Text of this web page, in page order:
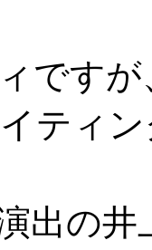
です
ティ
出の